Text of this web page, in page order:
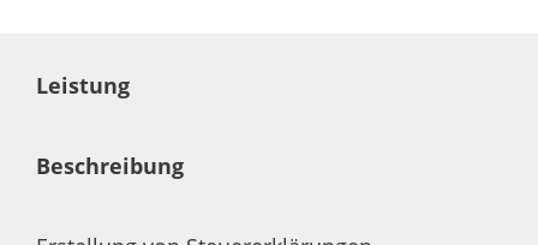
Leistung
Beschreibung